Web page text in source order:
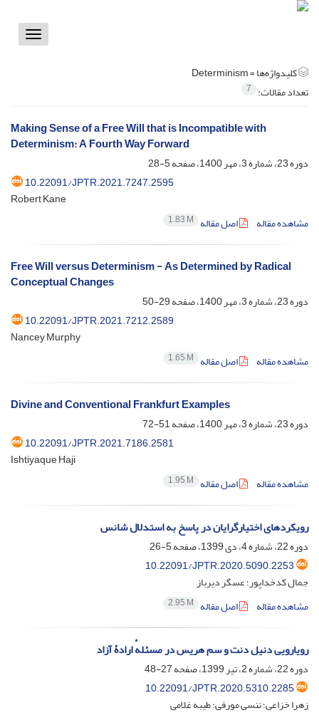
Toggle
کلیدواژه‌ها =Determinism
تعداد مقالات: 7
Making Sense of a Free Will that is Incompatible with
Determinism: A Fourth Way Forward
دوره 23، شماره 3، مهر 1400، صفحه
5-28
10.22091/JPTR.2021.7247.2595
Robert Kane
مشاهده مقاله
اصل مقاله 1.83 M
Free Will versus Determinism - As Determined by Radical
Conceptual Changes
دوره 23، شماره 3، مهر 1400، صفحه
29-50
10.22091/JPTR.2021.7212.2589
Nancey Murphy
مشاهده مقاله
اصل مقاله 1.65 M
Divine and Conventional Frankfurt Examples
دوره 23، شماره 3، مهر 1400، صفحه
51-72
10.22091/JPTR.2021.7186.2581
Ishtiyaque Haji
مشاهده مقاله
اصل مقاله 1.95 M
رویکردهای اختیارگرایان در پاسخ به استدلال شانس
دوره 22، شماره 4، دی 1399، صفحه
5-26
10.22091/JPTR.2020.5090.2253
جمال کدخداپور؛ عسگر دیرباز
مشاهده مقاله
اصل مقاله 2.95 M
رویارویی دنیل دنت و سم هریس در مسئلهٔ ارادۀ آزاد
دوره 22، شماره 2، تیر 1399، صفحه
27-48
10.22091/JPTR.2020.5310.2285
زهرا خزاعی؛ ننسی مورفی؛ طیبه غلامی